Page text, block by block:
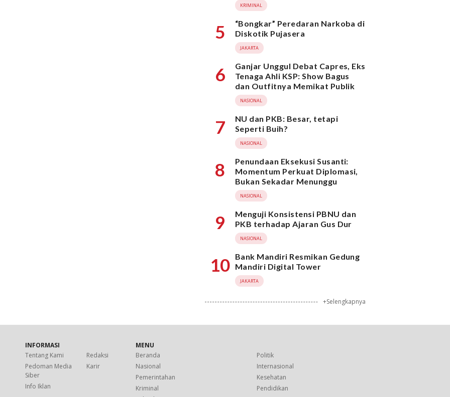
KRIMINAL
5
“Bongkar” Peredaran Narkoba di
Diskotik Pujasera
JAKARTA
6
Ganjar Unggul Debat Capres, Eks
Tenaga Ahli KSP: Show Bagus
dan Outfitnya Memikat Publik
NASIONAL
7
NU dan PKB: Besar, tetapi
Seperti Buih?
NASIONAL
8
Penundaan Eksekusi Susanti:
Momentum Perkuat Diplomasi,
Bukan Sekadar Menunggu
NASIONAL
9
Menguji Konsistensi PBNU dan
PKB terhadap Ajaran Gus Dur
NASIONAL
10 Bank Mandiri Resmikan Gedung
Mandiri Digital Tower
JAKARTA
+Selengkapnya
INFORMASI
Tentang Kami
Redaksi
Pedoman Media
Siber
Karir
Info Iklan
MENU
Beranda
Politik
Nasional
Internasional
Pemerintahan
Kesehatan
Kriminal
Pendidikan